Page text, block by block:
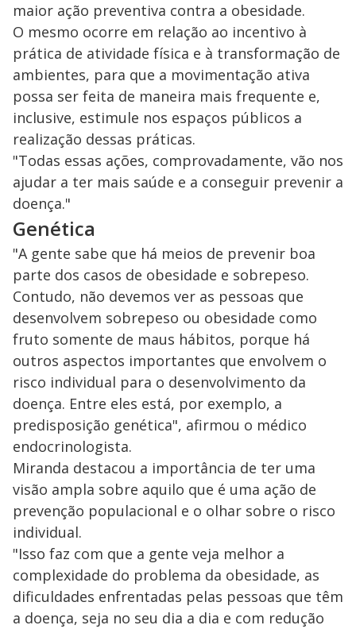
maior ação preventiva contra a obesidade.
O mesmo ocorre em relação ao incentivo à
prática de atividade física e à transformação de
ambientes, para que a movimentação ativa
possa ser feita de maneira mais frequente e,
inclusive, estimule nos espaços públicos a
realização dessas práticas.
"Todas essas ações, comprovadamente, vão nos
ajudar a ter mais saúde e a conseguir prevenir a
doença."
Genética
"A gente sabe que há meios de prevenir boa
parte dos casos de obesidade e sobrepeso.
Contudo, não devemos ver as pessoas que
desenvolvem sobrepeso ou obesidade como
fruto somente de maus hábitos, porque há
outros aspectos importantes que envolvem o
risco individual para o desenvolvimento da
doença. Entre eles está, por exemplo, a
predisposição genética", afirmou o médico
endocrinologista.
Miranda destacou a importância de ter uma
visão ampla sobre aquilo que é uma ação de
prevenção populacional e o olhar sobre o risco
individual.
"Isso faz com que a gente veja melhor a
complexidade do problema da obesidade, as
dificuldades enfrentadas pelas pessoas que têm
a doença, seja no seu dia a dia e com redução